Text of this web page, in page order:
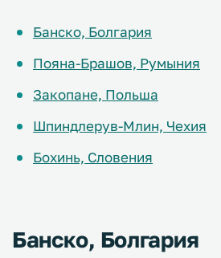
Банско, Болгария
Пояна-Брашов, Румыния
Закопане, Польша
Шпиндлерув-Млин, Чехия
Бохинь, Словения
Банско, Болгария